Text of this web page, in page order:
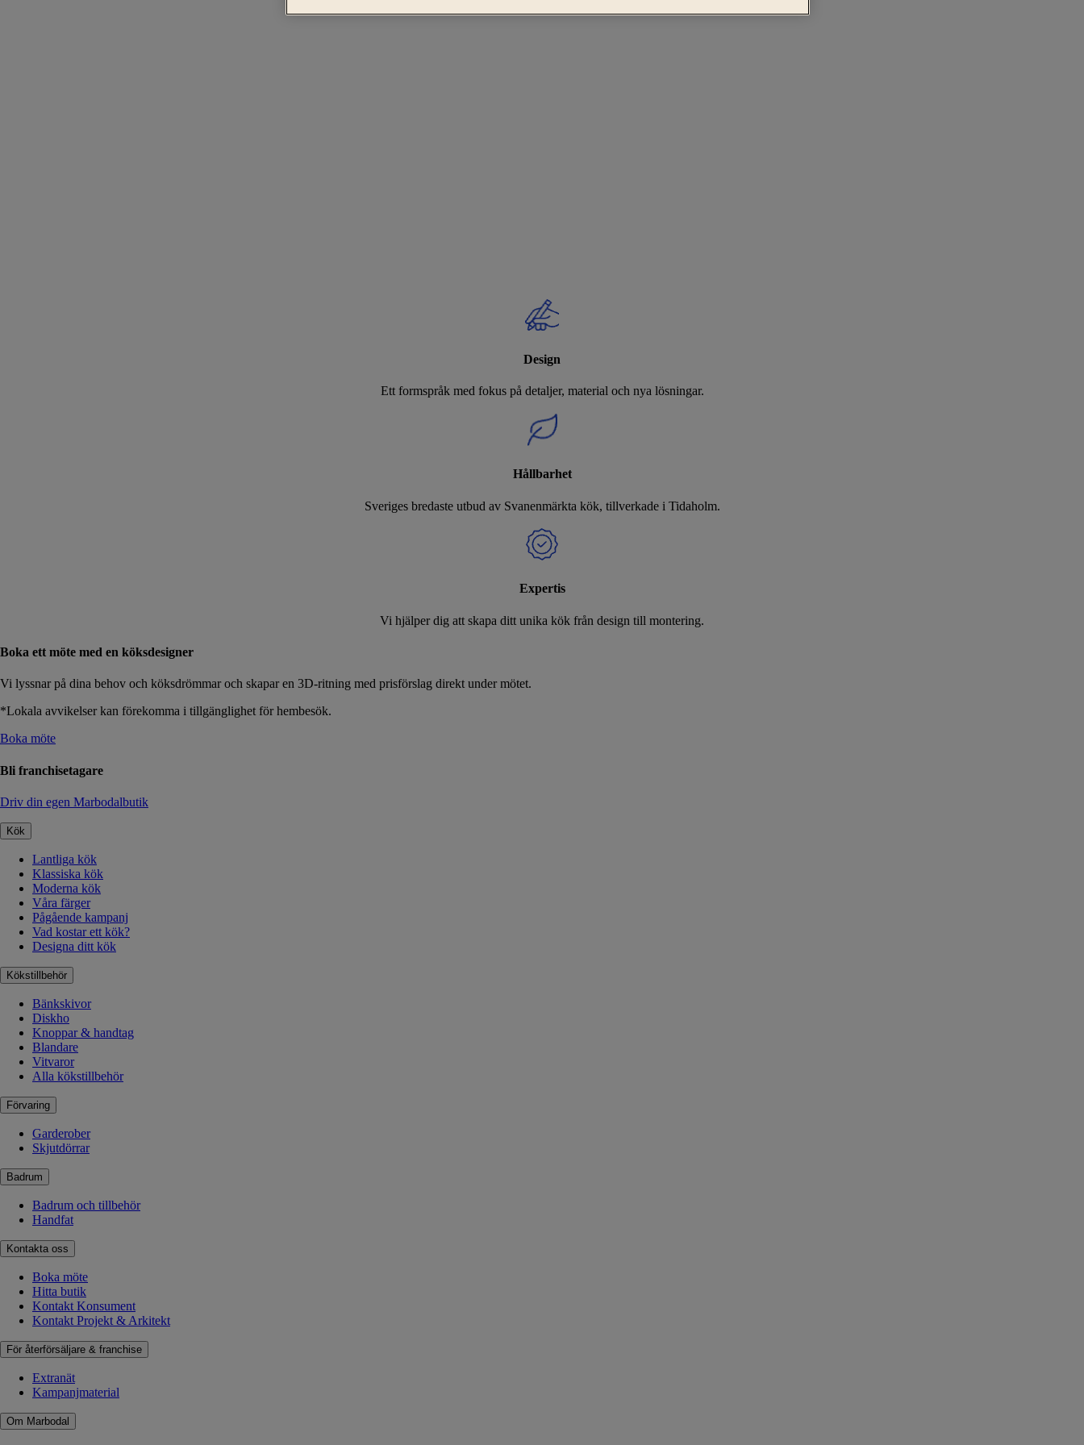
Design
Ett formspråk med fokus på detaljer, material och nya lösningar.
Hållbarhet
Sveriges bredaste utbud av Svanenmärkta kök, tillverkade i Tidaholm.
Expertis
Vi hjälper dig att skapa ditt unika kök från design till montering.
Boka ett möte med en köksdesigner
Vi lyssnar på dina behov och köksdrömmar och skapar en 3D-ritning med prisförslag direkt under mötet.
*Lokala avvikelser kan förekomma i tillgänglighet för hembesök.
Boka möte
Bli franchisetagare
Driv din egen Marbodalbutik
Kök
Lantliga kök
Klassiska kök
Moderna kök
Våra färger
Pågående kampanj
Vad kostar ett kök?
Designa ditt kök
Kökstillbehör
Bänkskivor
Diskho
Knoppar & handtag
Blandare
Vitvaror
Alla kökstillbehör
Förvaring
Garderober
Skjutdörrar
Badrum
Badrum och tillbehör
Handfat
Kontakta oss
Boka möte
Hitta butik
Kontakt Konsument
Kontakt Projekt & Arkitekt
För återförsäljare & franchise
Extranät
Kampanjmaterial
Om Marbodal